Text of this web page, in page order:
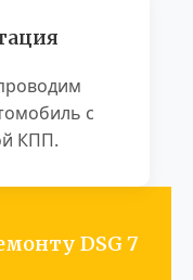
с
КПП.
DSG 7